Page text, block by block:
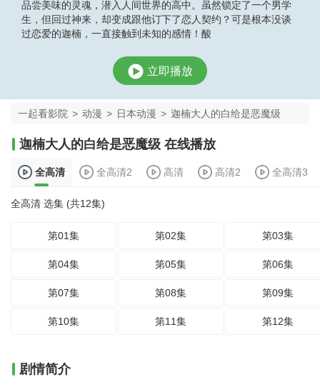
品尝美味的灵魂，潜入人间世界的高中。虽然锁定了一个男学
生，但回过神来，却变成跟他订下了恋人契约？可是根本没谈
过恋爱的迦楠，一直接触到未知的感情！酸
立即播放
一起看影院 > 动漫 > 日本动漫 > 迦楠大人的白给是恶魔级
迦楠大人的白给是恶魔级 在线播放
全高清 全高清2 高清 高清2 全高清3
全高清 选集 (共12集)
第01集 第02集 第03集
第04集 第05集 第06集
第07集 第08集 第09集
第10集 第11集 第12集
剧情简介